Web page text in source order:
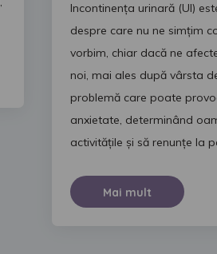
Incontinența urinară (UI)
despre care nu ne simțim
vorbim, chiar dacă ne
noi, mai ales după vârsta
problemă care poate
anxietate, determinând
activitățile și să renunțe la
Mai mult